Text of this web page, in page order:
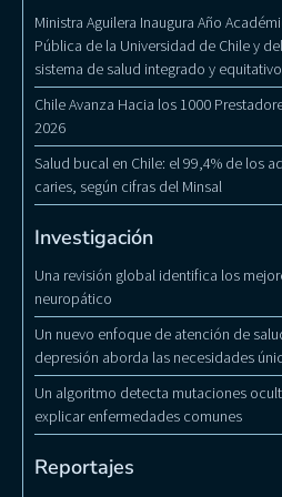
Ministra Aguilera Inaugura Año
Pública de la Universidad de Chile y
sistema de salud integrado y equitativo
Chile Avanza Hacia los 1000
2026
Salud bucal en Chile: el 99,4% de los
caries, según cifras del Minsal
Investigación
Una revisión global identifica los
neuropático
Un nuevo enfoque de atención de
depresión aborda las necesidades
Un algoritmo detecta mutaciones
explicar enfermedades comunes
Reportajes